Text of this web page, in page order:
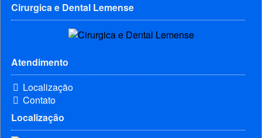
Cirurgica e Dental Lemense
Atendimento
Localização
Contato
Localização